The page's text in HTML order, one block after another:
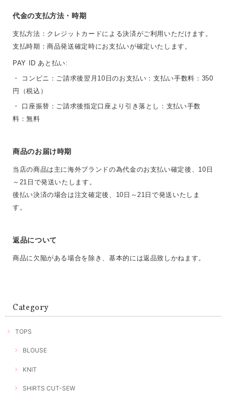
代金の支払方法・時期
支払方法：クレジットカードによる決済がご利用いただけます。
支払時期：商品発送確定時にお支払いが確定いたします。
PAY ID あと払い:
・ コンビニ：ご請求後翌月10日のお支払い：支払い手数料：350
円（税込）
・ 口座振替：ご請求後指定口座より引き落とし：支払い手数
料：無料
商品のお届け時期
当店の商品は主に海外ブランドの為代金のお支払い確定後、10日
～21日で発送いたします。
後払い決済の場合は注文確定後、10日～21日で発送いたしま
す。
返品について
商品に欠陥がある場合を除き、基本的には返品致しかねます。
Category
TOPS
BLOUSE
KNIT
SHIRTS CUT-SEW